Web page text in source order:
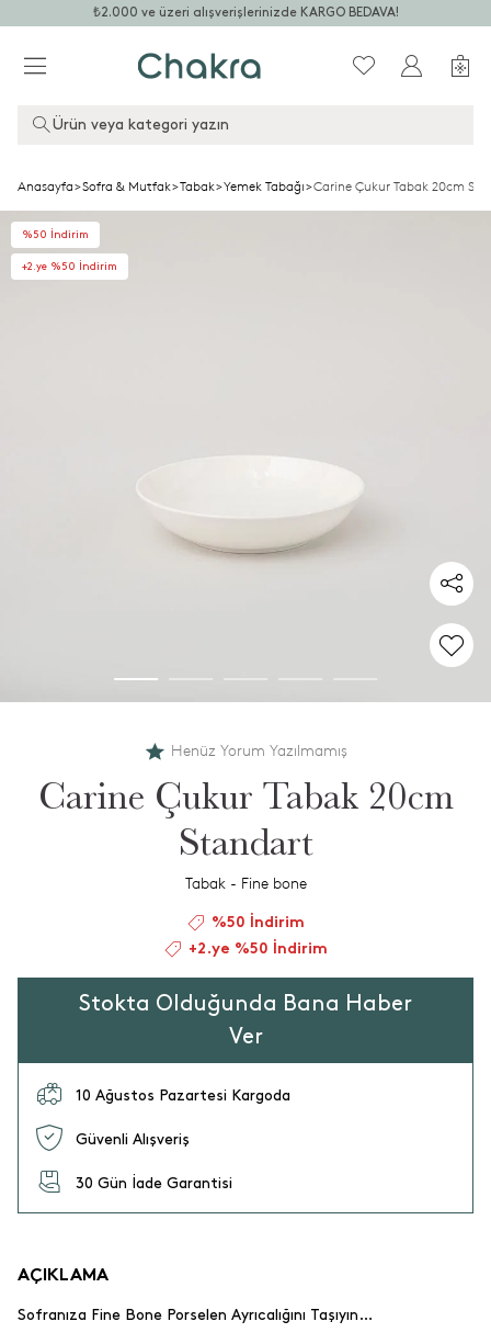
₺2.000 ve üzeri alışverişlerinizde KARGO BEDAVA!
Ürün veya kategori yazın
Anasayfa>Sofra & Mutfak>Tabak>Yemek Tabağı>Carine Çukur Tabak 20cm
%50 İndirim
+2.ye %50 İndirim
Henüz Yorum Yazılmamış
Carine Çukur Tabak 20cm
Standart
Tabak - Fine bone
%50 İndirim
+2.ye %50 İndirim
Stokta Olduğunda Bana Haber
Ver
10 Ağustos Pazartesi Kargoda
Güvenli Alışveriş
30 Gün İade Garantisi
AÇIKLAMA
Sofranıza Fine Bone Porselen Ayrıcalığını Taşıyın…